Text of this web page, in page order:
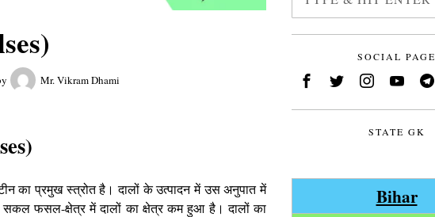
Mr. Vikram Dhami
का प्रमुख स्त्रोत है। दालों के उत्पादन में उस अनुपात में
सकल फसल-क्षेत्र में दालों का क्षेत्र कम हुआ है। दालों का
SOCIAL PAGE
STATE GK
Bihar